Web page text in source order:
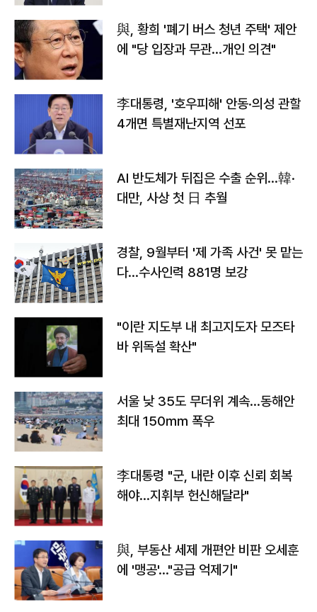
與, 황희 '폐기 버스 청년 주택' 제안
에 "당 입장과 무관…개인 의견"
李대통령, '호우피해' 안동·의성 관할
4개면 특별재난지역 선포
AI 반도체가 뒤집은 수출 순위…韓·
대만, 사상 첫 日 추월
경찰, 9월부터 '제 가족 사건' 못 맡는
다…수사인력 881명 보강
"이란 지도부 내 최고지도자 모즈타
바 위독설 확산"
서울 낮 35도 무더위 계속…동해안
최대 150㎜ 폭우
李대통령 "군, 내란 이후 신뢰 회복
해야…지휘부 헌신해달라"
與, 부동산 세제 개편안 비판 오세훈
에 '맹공'…"공급 억제기"